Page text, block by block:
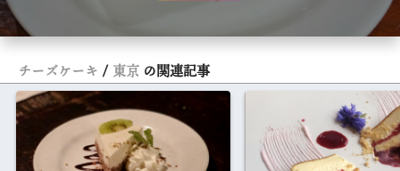
チーズケーキ 東京 の関連記事